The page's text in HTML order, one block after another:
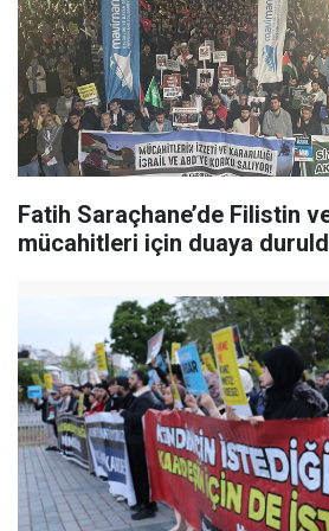
Fatih Saraçhane’de Filistin
mücahitleri için duaya